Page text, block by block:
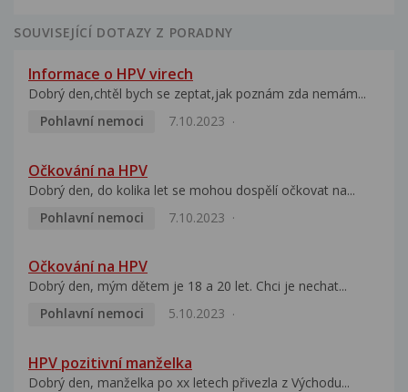
SOUVISEJÍCÍ DOTAZY Z PORADNY
Informace o HPV virech
Dobrý den,chtěl bych se zeptat,jak poznám zda nemám...
Pohlavní nemoci
7.10.2023
Očkování na HPV
Dobrý den, do kolika let se mohou dospělí očkovat na...
Pohlavní nemoci
7.10.2023
Očkování na HPV
Dobrý den, mým dětem je 18 a 20 let. Chci je nechat...
Pohlavní nemoci
5.10.2023
HPV pozitivní manželka
Dobrý den, manželka po xx letech přivezla z Východu...